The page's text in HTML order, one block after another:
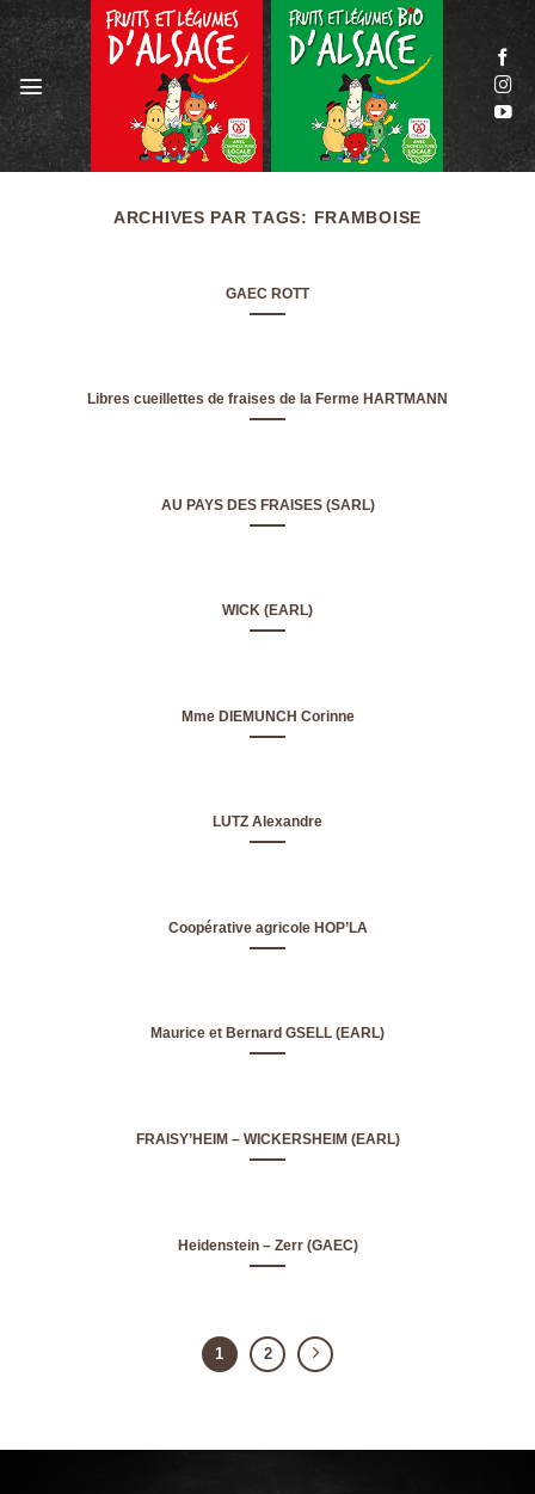
Passer
au
contenu
ARCHIVES PAR TAGS: FRAMBOISE
GAEC ROTT
Libres cueillettes de fraises de la Ferme HARTMANN
AU PAYS DES FRAISES (SARL)
WICK (EARL)
Mme DIEMUNCH Corinne
LUTZ Alexandre
Coopérative agricole HOP’LA
Maurice et Bernard GSELL (EARL)
FRAISY’HEIM – WICKERSHEIM (EARL)
Heidenstein – Zerr (GAEC)
1 2